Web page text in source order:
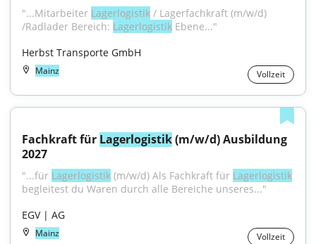
"...Mitarbeiter Lagerlogistik / Lagerfachkraft (m/w/d)
/Radlader Bereich: Lagerlogistik Ebene..."
Herbst Transporte GmbH
Mainz Vollzeit
Fachkraft für Lagerlogistik (m/w/d) Ausbildung
2027
"...für Lagerlogistik (m/w/d) Als Fachkraft für Lagerlogistik
begleitest du Waren durch alle Bereiche unseres..."
EGV | AG
Mainz Vollzeit